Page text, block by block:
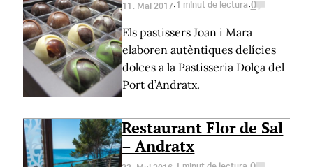
11. Mai 2017·1 minut de lectura·0
Els pastissers Joan i Mara
elaboren autèntiques delícies
dolces a la Pastisseria Dolça del
Port d’Andratx.
Restaurant Flor de Sal
– Andratx